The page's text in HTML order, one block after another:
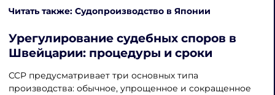
Читать также: Судопроизводство в Японии
Урегулирование судебных споров в
Швейцарии: процедуры и сроки
CCP предусматривает три основных типа
производства: обычное, упрощенное и сокращенное